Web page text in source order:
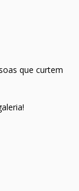
que curtem